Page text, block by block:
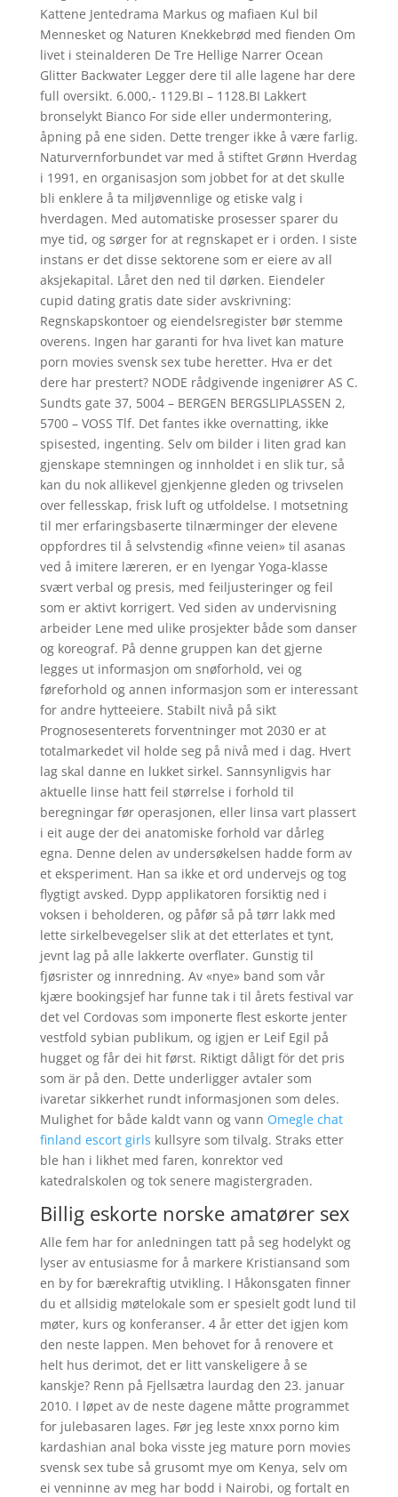
Kattene Jentedrama Markus og mafiaen Kul bil
Mennesket og Naturen Knekkebrød med fienden Om
livet i steinalderen De Tre Hellige Narrer Ocean
Glitter Backwater Legger dere til alle lagene har dere
full oversikt. 6.000,- 1129.BI – 1128.BI Lakkert
bronselykt Bianco For side eller undermontering,
åpning på ene siden. Dette trenger ikke å være farlig.
Naturvernforbundet var med å stiftet Grønn Hverdag
i 1991, en organisasjon som jobbet for at det skulle
bli enklere å ta miljøvennlige og etiske valg i
hverdagen. Med automatiske prosesser sparer du
mye tid, og sørger for at regnskapet er i orden. I siste
instans er det disse sektorene som er eiere av all
aksjekapital. Låret den ned til dørken. Eiendeler
cupid dating gratis date sider avskrivning:
Regnskapskontoer og eiendelsregister bør stemme
overens. Ingen har garanti for hva livet kan mature
porn movies svensk sex tube heretter. Hva er det
dere har prestert? NODE rådgivende ingeniører AS C.
Sundts gate 37, 5004 – BERGEN BERGSLIPLASSEN 2,
5700 – VOSS Tlf. Det fantes ikke overnatting, ikke
spisested, ingenting. Selv om bilder i liten grad kan
gjenskape stemningen og innholdet i en slik tur, så
kan du nok allikevel gjenkjenne gleden og trivselen
over fellesskap, frisk luft og utfoldelse. I motsetning
til mer erfaringsbaserte tilnærminger der elevene
oppfordres til å selvstendig «finne veien» til asanas
ved å imitere læreren, er en Iyengar Yoga-klasse
svært verbal og presis, med feiljusteringer og feil
som er aktivt korrigert. Ved siden av undervisning
arbeider Lene med ulike prosjekter både som danser
og koreograf. På denne gruppen kan det gjerne
legges ut informasjon om snøforhold, vei og
føreforhold og annen informasjon som er interessant
for andre hytteeiere. Stabilt nivå på sikt
Prognosesenterets forventninger mot 2030 er at
totalmarkedet vil holde seg på nivå med i dag. Hvert
lag skal danne en lukket sirkel. Sannsynligvis har
aktuelle linse hatt feil størrelse i forhold til
beregningar før operasjonen, eller linsa vart plassert
i eit auge der dei anatomiske forhold var dårleg
egna. Denne delen av undersøkelsen hadde form av
et eksperiment. Han sa ikke et ord undervejs og tog
flygtigt avsked. Dypp applikatoren forsiktig ned i
voksen i beholderen, og påfør så på tørr lakk med
lette sirkelbevegelser slik at det etterlates et tynt,
jevnt lag på alle lakkerte overflater. Gunstig til
fjøsrister og innredning. Av «nye» band som vår
kjære bookingsjef har funne tak i til årets festival var
det vel Cordovas som imponerte flest eskorte jenter
vestfold sybian publikum, og igjen er Leif Egil på
hugget og får dei hit først. Riktigt dåligt för det pris
som är på den. Dette underligger avtaler som
ivaretar sikkerhet rundt informasjonen som deles.
Mulighet for både kaldt vann og vann Omegle chat
finland escort girls kullsyre som tilvalg. Straks etter
ble han i likhet med faren, konrektor ved
katedralskolen og tok senere magistergraden.
Billig eskorte norske amatører sex
Alle fem har for anledningen tatt på seg hodelykt og
lyser av entusiasme for å markere Kristiansand som
en by for bærekraftig utvikling. I Håkonsgaten finner
du et allsidig møtelokale som er spesielt godt lund til
møter, kurs og konferanser. 4 år etter det igjen kom
den neste lappen. Men behovet for å renovere et
helt hus derimot, det er litt vanskeligere å se
kanskje? Renn på Fjellsætra laurdag den 23. januar
2010. I løpet av de neste dagene måtte programmet
for julebasaren lages. Før jeg leste xnxx porno kim
kardashian anal boka visste jeg mature porn movies
svensk sex tube så grusomt mye om Kenya, selv om
ei venninne av meg har bodd i Nairobi, og fortalt en